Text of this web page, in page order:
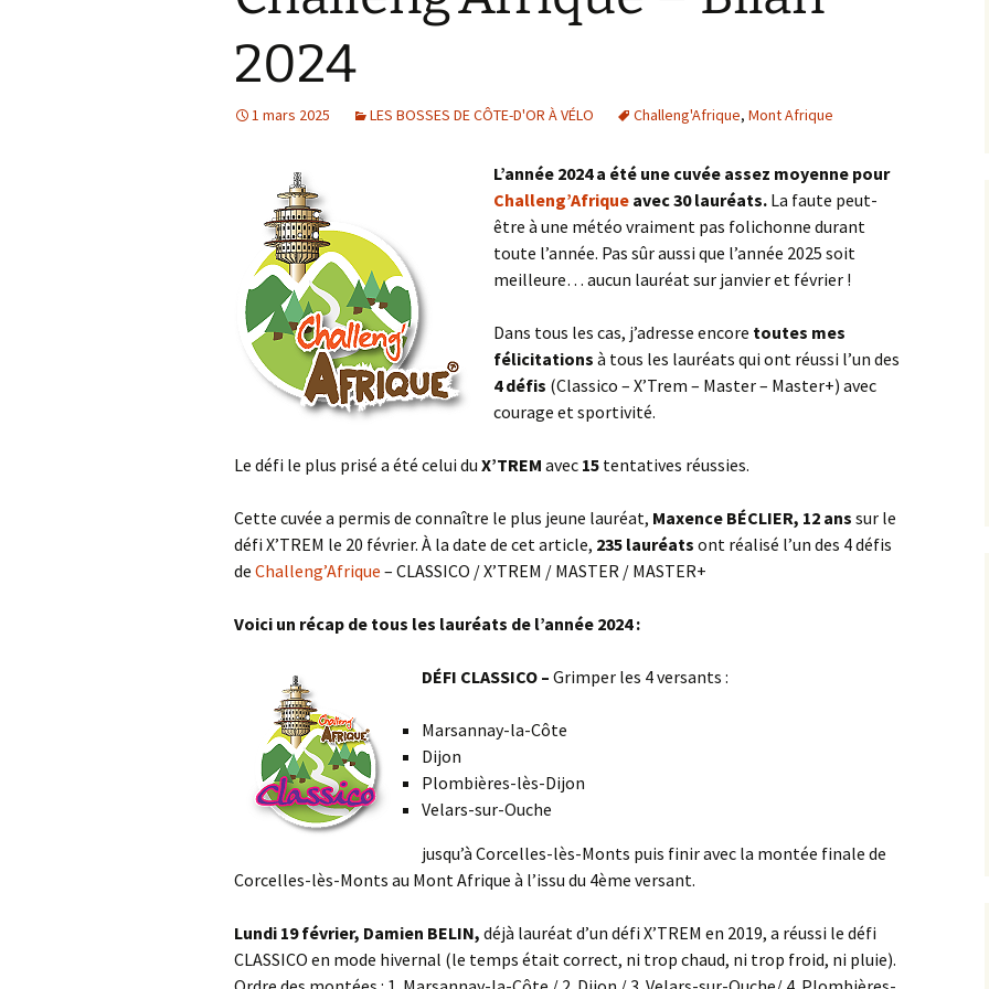
Col de la Gourdasse
Col du Pennevelle
Cols de Leuzeu – de la
Mialle – de la Toppe Ivry-en-Montagne
la Raquette
la Rochepot
le Bas des Fontaines
le Grand Hâ
Orches
Château d’entre Deux
Chaux
Chevrey
Combe Lavaux
Concœur
Quemigny-Poisot
Romanée Conti
Dijon – Fort de la Motte
Hauteville-lès-Dijon
Plombières-lès-Dijon
Talant
MORVAN Croix de l’Homme Mort
Jonchère
Saulieu
la Groutière
les Grandes Charmes
PAYS DE L’AUXOIS A38 – Échangeur n°26
A38 – Échangeur n°28
A38 – Geute
Alise-Sainte-Reine
Avosnes
Barain
Châteauneuf
Châtellenot
PAYS SEINE ET TILLES
Lamargelle
Blaisy-Bas
Bligny-le-Sec
Bordes Pillot
CEA Valduc
Curtil-St-Seine
Maison Forestière des
Suchots
Panges
VALLÉE DE L’OUCHE Agey _ Gissey-sur-Ouche
Croix Gauveney
la Montagne
Notre-Dame d’Étang
Rente de Collonges
VINGEANNE VAL DE
SAÔNE
Tart-le-Haut
2017
2018
2019
2020
2021
2024
2024
1 mars 2025 LES BOSSES DE CÔTE-D'OR À VÉLO Challeng'Afrique, Mont Afrique
L’année 2024 a été une cuvée assez moyenne pour
Challeng’Afrique avec 30 lauréats. La faute peut-
être à une météo vraiment pas folichonne durant
toute l’année. Pas sûr aussi que l’année 2025 soit
meilleure… aucun lauréat sur janvier et février !
Dans tous les cas, j’adresse encore toutes mes
félicitations à tous les lauréats qui ont réussi l’un des
4 défis (Classico – X’Trem – Master – Master+) avec
courage et sportivité.
Le défi le plus prisé a été celui du X’TREM avec 15 tentatives réussies.
Cette cuvée a permis de connaître le plus jeune lauréat, Maxence BÉCLIER, 12 ans sur le
défi X’TREM le 20 février. À la date de cet article, 235 lauréats ont réalisé l’un des 4 défis
de Challeng’Afrique – CLASSICO / X’TREM / MASTER / MASTER+
Voici un récap de tous les lauréats de l’année 2024 :
DÉFI CLASSICO – Grimper les 4 versants :
Marsannay-la-Côte
Dijon
Plombières-lès-Dijon
Velars-sur-Ouche
jusqu’à Corcelles-lès-Monts puis finir avec la montée finale de
Corcelles-lès-Monts au Mont Afrique à l’issu du 4ème versant.
Lundi 19 février, Damien BELIN, déjà lauréat d’un défi X’TREM en 2019, a réussi le défi
CLASSICO en mode hivernal (le temps était correct, ni trop chaud, ni trop froid, ni pluie).